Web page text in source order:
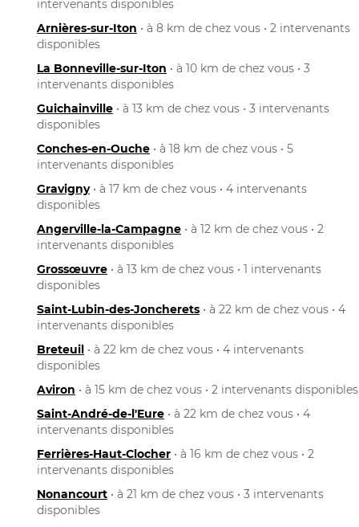
intervenants disponibles
Arnières-sur-Iton • à 8 km de chez vous • 2 intervenants
disponibles
La Bonneville-sur-Iton • à 10 km de chez vous • 3
intervenants disponibles
Guichainville • à 13 km de chez vous • 3 intervenants
disponibles
Conches-en-Ouche • à 18 km de chez vous • 5
intervenants disponibles
Gravigny• à 17 km de chez vous • 4 intervenants
disponibles
Angerville-la-Campagne • à 12 km de chez vous • 2
intervenants disponibles
Grossœuvre • à 13 km de chez vous • 1 intervenants
disponibles
Saint-Lubin-des-Joncherets • à 22 km de chez vous • 4
intervenants disponibles
Breteuil • à 22 km de chez vous • 4 intervenants
disponibles
Aviron • à 15 km de chez vous • 2 intervenants disponibles
Saint-André-de-l'Eure • à 22 km de chez vous • 4
intervenants disponibles
Ferrières-Haut-Clocher • à 16 km de chez vous • 2
intervenants disponibles
Nonancourt • à 21 km de chez vous • 3 intervenants
disponibles